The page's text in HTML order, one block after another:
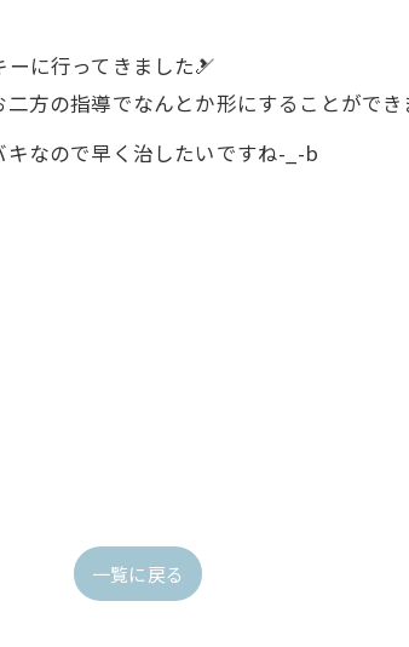
に行ってきました🎿
方の指導でなんとか形にすることがで
なので早く治したいですね-_-b
一覧に戻る